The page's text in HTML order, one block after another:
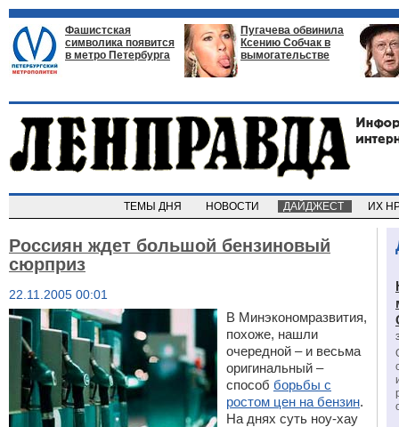
Фашистская
символика появится
в метро Петербурга
Пугачева обвинила
Ксению Собчак в
вымогательстве
ТЕМЫ ДНЯ НОВОСТИ ДАЙДЖЕСТ ИХ
Россиян ждет большой бензиновый
сюрприз
22.11.2005 00:01
В Минэкономразвития,
похоже, нашли
очередной – и весьма
оригинальный –
способ борьбы с
ростом цен на бензин.
На днях суть ноу-хау